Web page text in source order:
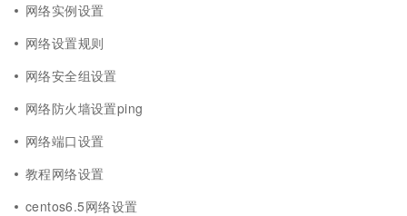
网络实例设置
网络设置规则
网络安全组设置
网络防火墙设置ping
网络端口设置
教程网络设置
centos6.5网络设置